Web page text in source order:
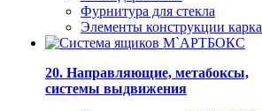
Фурнитура для стекла
Элементы конструкции
20. Направляющие, метабоксы,
системы выдвижения